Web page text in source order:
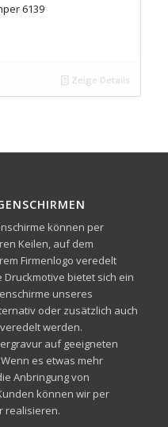
6139
Zeige Details
können per
Keilen, auf dem
Firmenlogo veredelt
bietet sich ein
unseres
oder zusätzlich auch
werden.
auf geeigneten
es etwas mehr
Anbringung von
können wir per
realisieren.